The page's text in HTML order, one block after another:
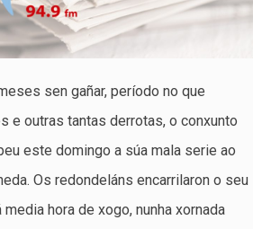
sen gañar, período no que
e outras tantas derrotas, o conxunto
este domingo a súa mala serie ao
Os redondeláns encarrilaron o seu
hora de xogo, nunha xornada